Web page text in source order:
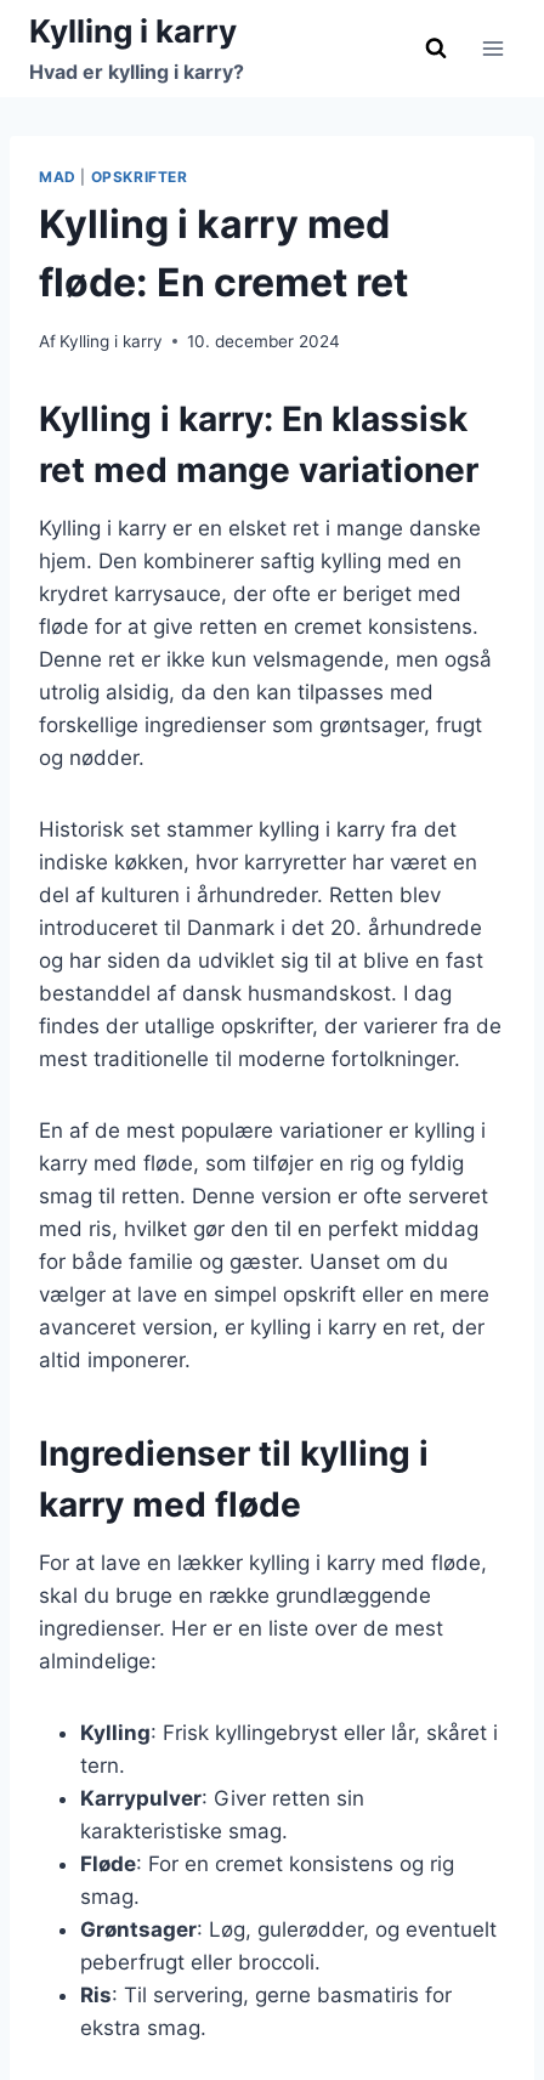
Fortsæt
indhold
Kylling i karry
Hvad er kylling i karry?
MAD OPSKRIFTER
Kylling i karry med
fløde: En cremet ret
Af Kylling i karry 10. december 2024
Kylling i karry: En klassisk
ret med mange variationer
Kylling i karry er en elsket ret i mange danske
hjem. Den kombinerer saftig kylling med en
krydret karrysauce, der ofte er beriget med
fløde for at give retten en cremet konsistens.
Denne ret er ikke kun velsmagende, men også
utrolig alsidig, da den kan tilpasses med
forskellige ingredienser som grøntsager, frugt
og nødder.
Historisk set stammer kylling i karry fra det
indiske køkken, hvor karryretter har været en
del af kulturen i århundreder. Retten blev
introduceret til Danmark i det 20. århundrede
og har siden da udviklet sig til at blive en fast
bestanddel af dansk husmandskost. I dag
findes der utallige opskrifter, der varierer fra de
mest traditionelle til moderne fortolkninger.
En af de mest populære variationer er kylling i
karry med fløde, som tilføjer en rig og fyldig
smag til retten. Denne version er ofte serveret
med ris, hvilket gør den til en perfekt middag
for både familie og gæster. Uanset om du
vælger at lave en simpel opskrift eller en mere
avanceret version, er kylling i karry en ret, der
altid imponerer.
Ingredienser til kylling i
karry med fløde
For at lave en lækker kylling i karry med fløde,
skal du bruge en række grundlæggende
ingredienser. Her er en liste over de mest
almindelige:
Kylling: Frisk kyllingebryst eller lår, skåret i
tern.
Karrypulver: Giver retten sin
karakteristiske smag.
Fløde: For en cremet konsistens og rig
smag.
Grøntsager: Løg, gulerødder, og eventuelt
peberfrugt eller broccoli.
Ris: Til servering, gerne basmatiris for
ekstra smag.